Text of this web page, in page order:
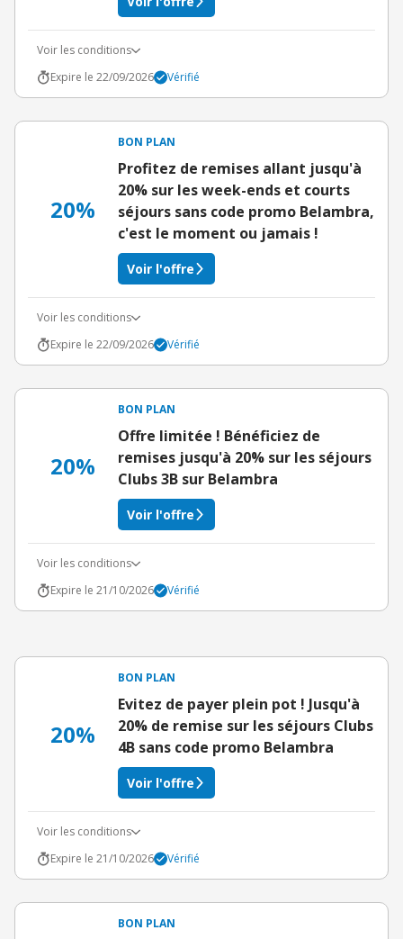
Voir les conditions
Expire le 22/09/2026
Vérifié
20%
BON PLAN
Profitez de remises allant jusqu'à
20% sur les week-ends et courts
séjours sans code promo Belambra,
c'est le moment ou jamais !
Voir l'offre
Voir les conditions
Expire le 22/09/2026
Vérifié
20%
BON PLAN
Offre limitée ! Bénéficiez de
remises jusqu'à 20% sur les séjours
Clubs 3B sur Belambra
Voir l'offre
Voir les conditions
Expire le 21/10/2026
Vérifié
20%
BON PLAN
Evitez de payer plein pot ! Jusqu'à
20% de remise sur les séjours Clubs
4B sans code promo Belambra
Voir l'offre
Voir les conditions
Expire le 21/10/2026
Vérifié
BON PLAN